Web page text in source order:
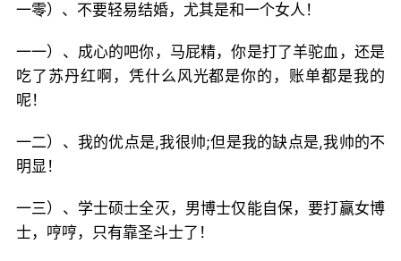
一零）、不要轻易结婚，尤其是和一个女人！
一一）、成心的吧你，马屁精，你是打了羊驼血，还是
吃了苏丹红啊，凭什么风光都是你的，账单都是我的
呢！
一二）、我的优点是,我很帅;但是我的缺点是,我帅的不
明显！
一三）、学士硕士全灭，男博士仅能自保，要打赢女博
士，哼哼，只有靠圣斗士了！